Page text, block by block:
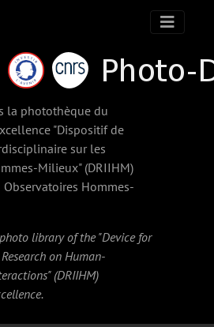
la photothèque du
"Dispositif de
sur les
Milieux" (DRIIHM)
Hommes-
library of the "Device for
on Human-
(DRIIHM)